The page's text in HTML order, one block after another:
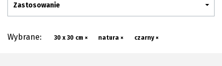
Zastosowanie
Wybrane: 30 x 30 cm × natura × czarny ×